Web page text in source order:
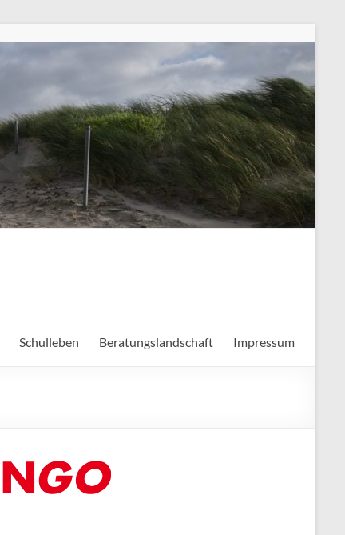
Schulleben Beratungslandschaft Impressum